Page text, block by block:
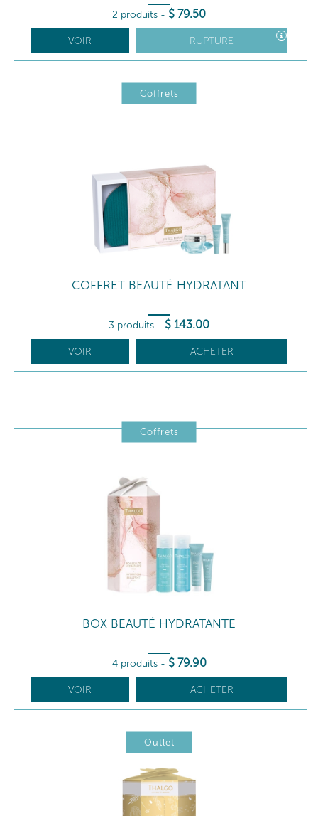
2 produits - $ 79.50
VOIR RUPTURE
Coffrets
COFFRET BEAUTÉ HYDRATANT
3 produits - $ 143.00
VOIR ACHETER
Coffrets
BOX BEAUTÉ HYDRATANTE
4 produits - $ 79.90
VOIR ACHETER
Outlet